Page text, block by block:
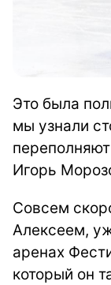
Это была
мы узнали
Игорь
Совсем
Алексеем,
аренах
который он